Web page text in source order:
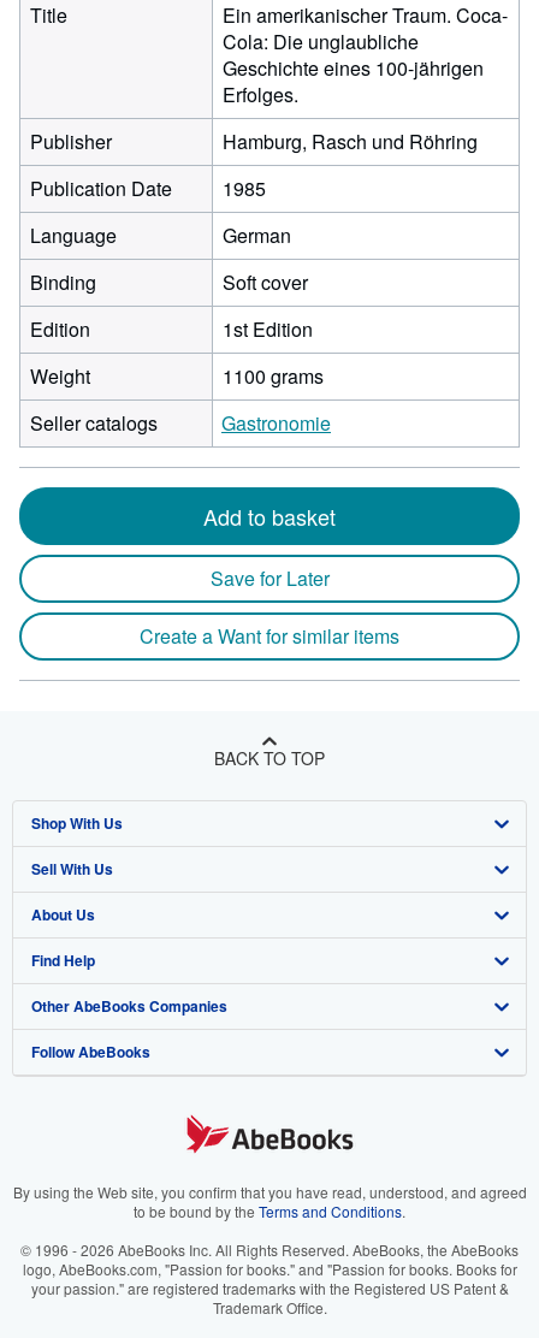
Title
Ein amerikanischer Traum. Coca-
Cola: Die unglaubliche
Geschichte eines 100-jährigen
Erfolges.
Publisher
Hamburg, Rasch und Röhring
Publication Date
1985
Language
German
Binding
Soft cover
Edition
1st Edition
Weight
1100 grams
Seller catalogs
Gastronomie
Add to basket
Save for Later
Create a Want for similar items
BACK TO TOP
Shop With Us
Advanced Search
Browse Collections
My Account
My Orders
View Basket
Sell With Us
Start Selling
Join Our Affiliate Program
Book Buyback
Refer a seller
About Us
About AbeBooks
Media
Careers
Your Ads Privacy Choices
Accessibility
Find Help
Help
Customer Support
Other AbeBooks Companies
AbeBooks.co.uk
AbeBooks.it
AbeBooks.ca
Follow AbeBooks
By using the Web site, you confirm that you have read, understood, and agreed
to be bound by the Terms and Conditions.
© 1996 - 2026 AbeBooks Inc. All Rights Reserved. AbeBooks, the AbeBooks
logo, AbeBooks.com, "Passion for books." and "Passion for books. Books for
your passion." are registered trademarks with the Registered US Patent &
Trademark Office.